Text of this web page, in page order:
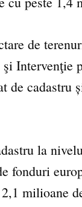
de
Intervenţie
de cadastru
la
fonduri
milioane